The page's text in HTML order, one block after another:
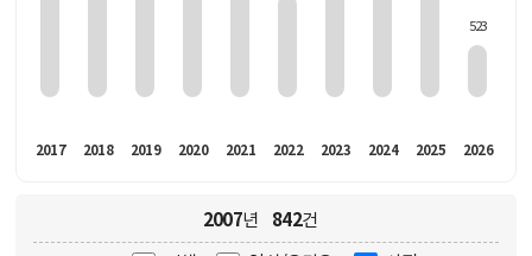
2017 2018 2019 2020 2021 2022 2023 2024 2025
523
2026
2007년 842건